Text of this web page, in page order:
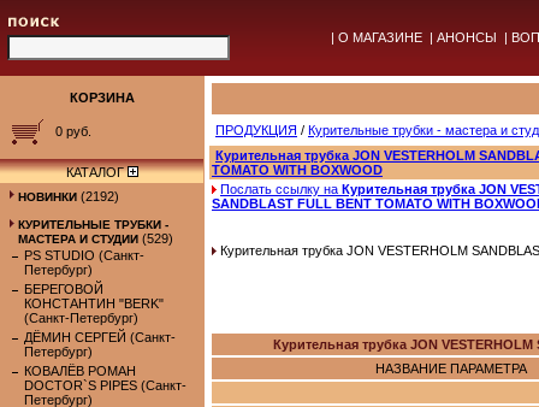
| О МАГАЗИНЕ | АНОНСЫ |
КОРЗИНА
0 руб.
КАТАЛОГ
НОВИНКИ (2192)
КУРИТЕЛЬНЫЕ ТРУБКИ -
МАСТЕРА И СТУДИИ (529)
PS STUDIO (Санкт-
Петербург)
БЕРЕГОВОЙ
КОНСТАНТИН "BERK"
(Санкт-Петербург)
ДЁМИН СЕРГЕЙ (Санкт-
Петербург)
КОВАЛЁВ РОМАН
DOCTOR`S PIPES (Санкт-
Петербург)
ПРОДУКЦИЯ / Курительные трубки - мастера и
Курительная трубка JON VESTERHOLM
TOMATO WITH BOXWOOD
Послать ссылку на Курительная трубка JON
SANDBLAST FULL BENT TOMATO WITH
Курительная трубка JON VESTERHOLM
Курительная трубка JON
НАЗВАНИЕ ПАРАМЕТРА